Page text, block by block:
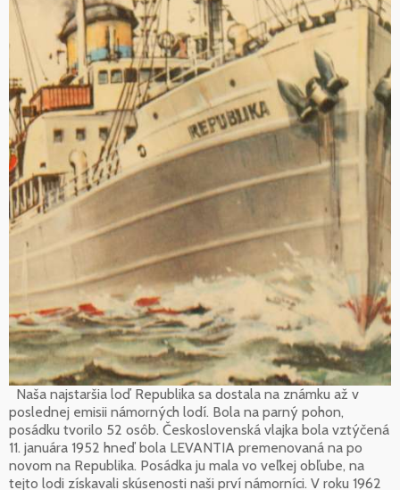
Naša najstaršia loď Republika sa dostala na známku až v
poslednej emisii námorných lodí. Bola na parný pohon,
posádku tvorilo 52 osôb. Československá vlajka bola vztýčená
11. januára 1952 hneď bola LEVANTIA premenovaná na po
novom na Republika. Posádka ju mala vo veľkej obľube, na
tejto lodi získavali skúsenosti naši prví námorníci. V roku 1962